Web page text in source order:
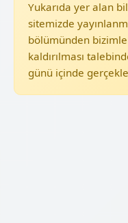
Yukarıda yer alan
sitemizde
bölümünden
kaldırılması
günü içinde